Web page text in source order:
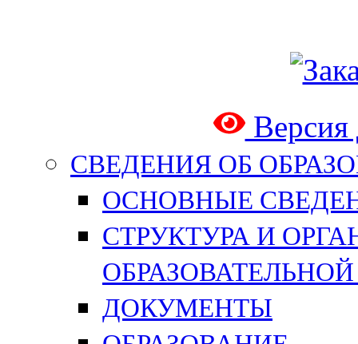
Версия
СВЕДЕНИЯ ОБ
ОСНОВНЫЕ
СТРУКТУРА И
ДОКУМЕНТЫ